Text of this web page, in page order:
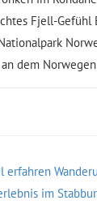
Fjell-Gefühl
dem